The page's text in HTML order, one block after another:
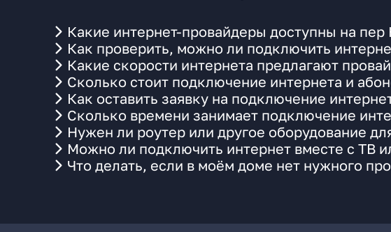
Какие интернет-провайдеры доступны на
Как проверить, можно ли подключить
Какие скорости интернета предлагают
Сколько стоит подключение интернета и
Как оставить заявку на подключение
Сколько времени занимает подключение
Нужен ли роутер или другое оборудование
Можно ли подключить интернет вместе с ТВ
Что делать, если в моём доме нет нужного